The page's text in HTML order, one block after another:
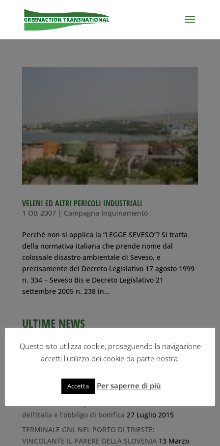
VELENI ED ALTRI PERICOLI INDUSTRIALI
1 Ott 2007| Campagna Inquinamento
Perché non si applica la “LEGGE SEVESO”? Si tratta
della normativa italiana che prende nome dal
colossale disastro ambientale di Seveso, e
precisamente del Decreto Legislativo 17 agosto 1999
n. 334 – Seveso Bis e Decreto Legislativo 21
settembre 2005 n. 238 in...
ULTIME NEWS
26 Ottobre 2023
Il libro-inchiesta “Tracce di legalità” di Roberto
1 Ottobre 2019
Discarica Marina di Porto San Rocco (Muggia): la
dell’Italia e l’obbligo di bonifica 27 Luglio 2015
TERMINALE GNL NEL PORTO DI TRIESTE:
VINCOLANTE IL PARERE DELLA SLOVENIA 13 Marzo
Questo sito utilizza cookie, proseguendo la navigazione
accetti l'utilizzo dei cookie da parte nostra.
Accetta Per saperne di più